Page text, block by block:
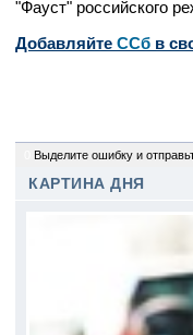
"Фауст" российского
Добавляйте CСб в
Выделите ошибку и
КАРТИНА ДНЯ